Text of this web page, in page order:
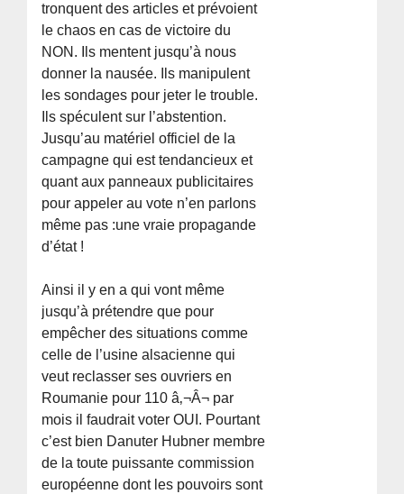
tronquent des articles et prévoient
le chaos en cas de victoire du
NON. Ils mentent jusqu’à nous
donner la nausée. Ils manipulent
les sondages pour jeter le trouble.
Ils spéculent sur l’abstention.
Jusqu’au matériel officiel de la
campagne qui est tendancieux et
quant aux panneaux publicitaires
pour appeler au vote n’en parlons
même pas :une vraie propagande
d’état !
Ainsi il y en a qui vont même
jusqu’à prétendre que pour
empêcher des situations comme
celle de l’usine alsacienne qui
veut reclasser ses ouvriers en
Roumanie pour 110 â‚¬Â¬ par
mois il faudrait voter OUI. Pourtant
c’est bien Danuter Hubner membre
de la toute puissante commission
européenne dont les pouvoirs sont